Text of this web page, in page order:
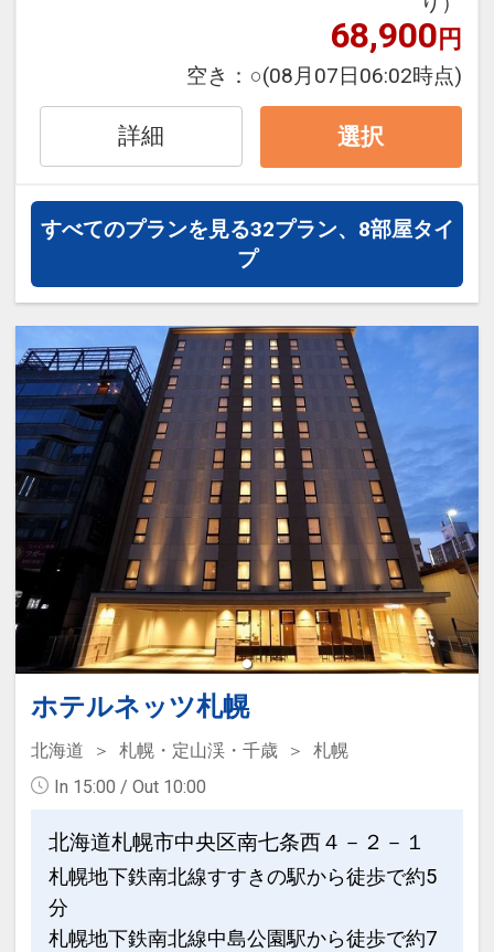
【館内のご案内】
・有料駐車場有（先着順）
・レストラン
・コインランドリーコーナー（有料）
・レストランプラザ札幌（併設されてい
ます）
設定期間：2021年12月29日～2027年2
月28日
インターネットコース番号：DP-2-
200000007100
68,900円
空き： ○(08月07日06:02時点)
詳細 選択
すべてのプランを見る32プラン、8部屋タイ
プ
ホテルネッツ札幌
北海道 札幌・定山渓・千歳
札幌
In 15:00 / Out 10:00
北海道札幌市中央区南七条西４－２－１
札幌地下鉄南北線すすきの駅から徒歩で約5
分
札幌地下鉄南北線中島公園駅から徒歩で約7